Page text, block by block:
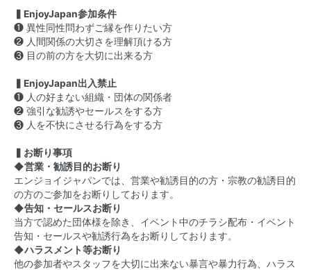
▍EnjoyJapan参加条件
❶ 異性同性問わずご縁を作りたい方
❷ 人間関係の大切さを理解頂ける方
❸ 目の前の方を大切に出来る方
▍EnjoyJapan出入禁止
❶ 人の好まない組織・団体の関係者
❷ 強引な勧誘やセールスをする方
❸ 人を不快にさせる行為をする方
▍お断り事項
◆営業・勧誘目的お断り
エンジョイジャパンでは、営業や勧誘目的の方・宗教の勧誘目的
の方のご参加をお断りしております。
◆告知・セールスお断り
当方で認めた団体様を除き、イベント中のチラシ配布・イベント
告知・セールスや勧誘行為をお断りしております。
◆ハラスメント等お断り
他の参加者やスタッフを大切に出来ない暴言や暴力行為、ハラス